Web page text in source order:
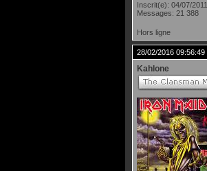
Inscrit(e): 04/07/2011
Messages: 21 388
Hors ligne
28/02/2016 09:56:49
Kahlone